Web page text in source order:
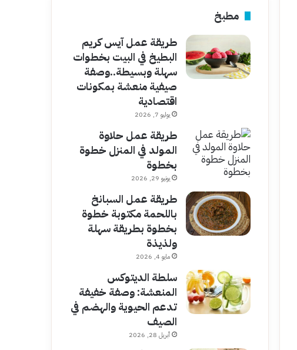
مطبخ
طريقة عمل آيس كريم
البطيخ في البيت بخطوات
سهلة وبسيطة..وصفة
صيفية منعشة بمكونات
اقتصادية
يوليو 7, 2026
طريقة عمل حلاوة
المولد في المنزل خطوة
بخطوة
يونيو 29, 2026
طريقة عمل السبانخ
باللحمة مكتوبة خطوة
بخطوة بطريقة سهلة
ولذيذة
مايو 4, 2026
سلطة الديتوكس
المنعشة: وصفة خفيفة
تدعم الحيوية والهضم في
الصيف
أبريل 28, 2026